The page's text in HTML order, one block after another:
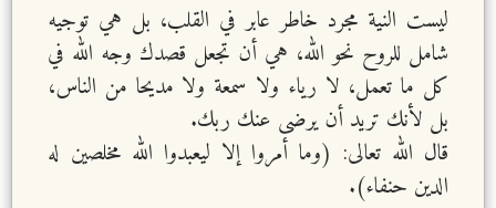
ليست النية مجرد خاطر عابر في القلب، بل هي توجيه
شامل للروح نحو الله، هي أن تجعل قصدك وجه الله في
كل ما تعمل، لا رياء ولا سمعة ولا مديحا من الناس،
بل لأنك تريد أن يرضى عنك ربك.
قال الله تعالى: (وما أمروا إلا ليعبدوا الله مخلصين له
الدين حنفاء).